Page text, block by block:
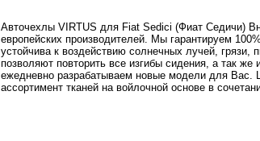
Авточехлы VIRTUS для Fiat Sedici (Фиат Седичи)
европейских производителей. Мы гарантируем
устойчива к воздействию солнечных лучей, грязи,
позволяют повторить все изгибы сидения, а так
ежедневно разрабатываем новые модели для Вас.
ассортимент тканей на войлочной основе в